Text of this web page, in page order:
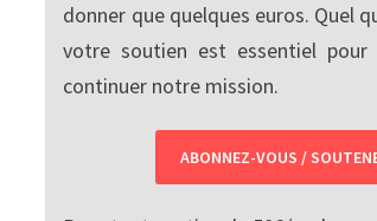
donner que quelques euros. Quel
votre soutien est essentiel
continuer notre mission.
ABONNEZ-VOUS /